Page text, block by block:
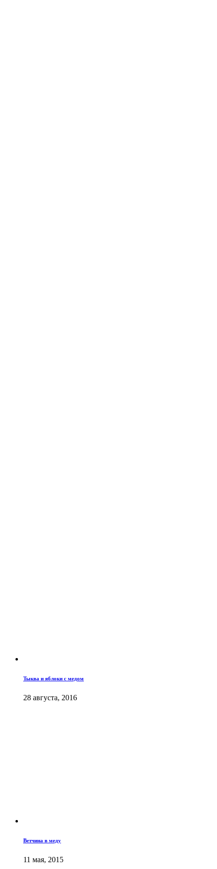
Тыква и яблоки с медом
28 августа, 2016
Ветчина в меду
11 мая, 2015